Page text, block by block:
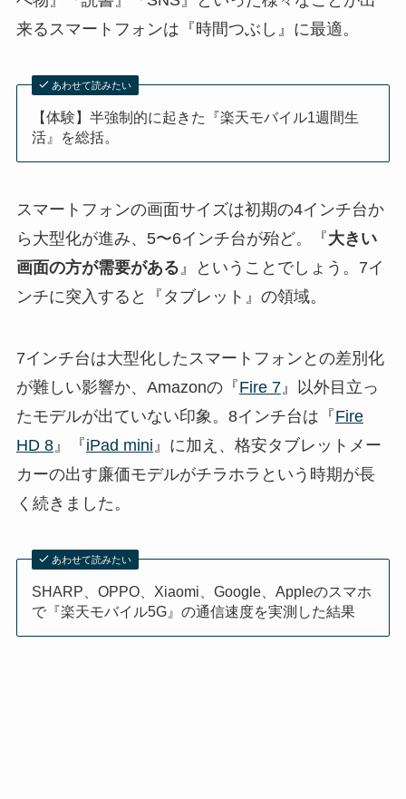
来るスマートフォンは『時間つぶし』に最適。
あわせて読みたい
【体験】半強制的に起きた『楽天モバイル1週間生
活』を総括。
スマートフォンの画面サイズは初期の4インチ台か
ら大型化が進み、5〜6インチ台が殆ど。『大きい
画面の方が需要がある 』ということでしょう。7イ
ンチに突入すると『タブレット』の領域。
7インチ台は大型化したスマートフォンとの差別化
が難しい影響か、Amazonの『Fire 7』以外目立っ
たモデルが出ていない印象。8インチ台は『Fire
HD 8』『iPad mini 』に加え、格安タブレットメー
カーの出す廉価モデルがチラホラという時期が長
く続きました。
あわせて読みたい
SHARP、OPPO、Xiaomi、Google、Appleのスマホ
で『楽天モバイル5G』の通信速度を実測した結果